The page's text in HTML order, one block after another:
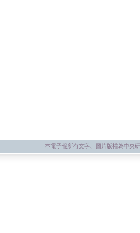
本電子報所有文字、圖片版權為中央